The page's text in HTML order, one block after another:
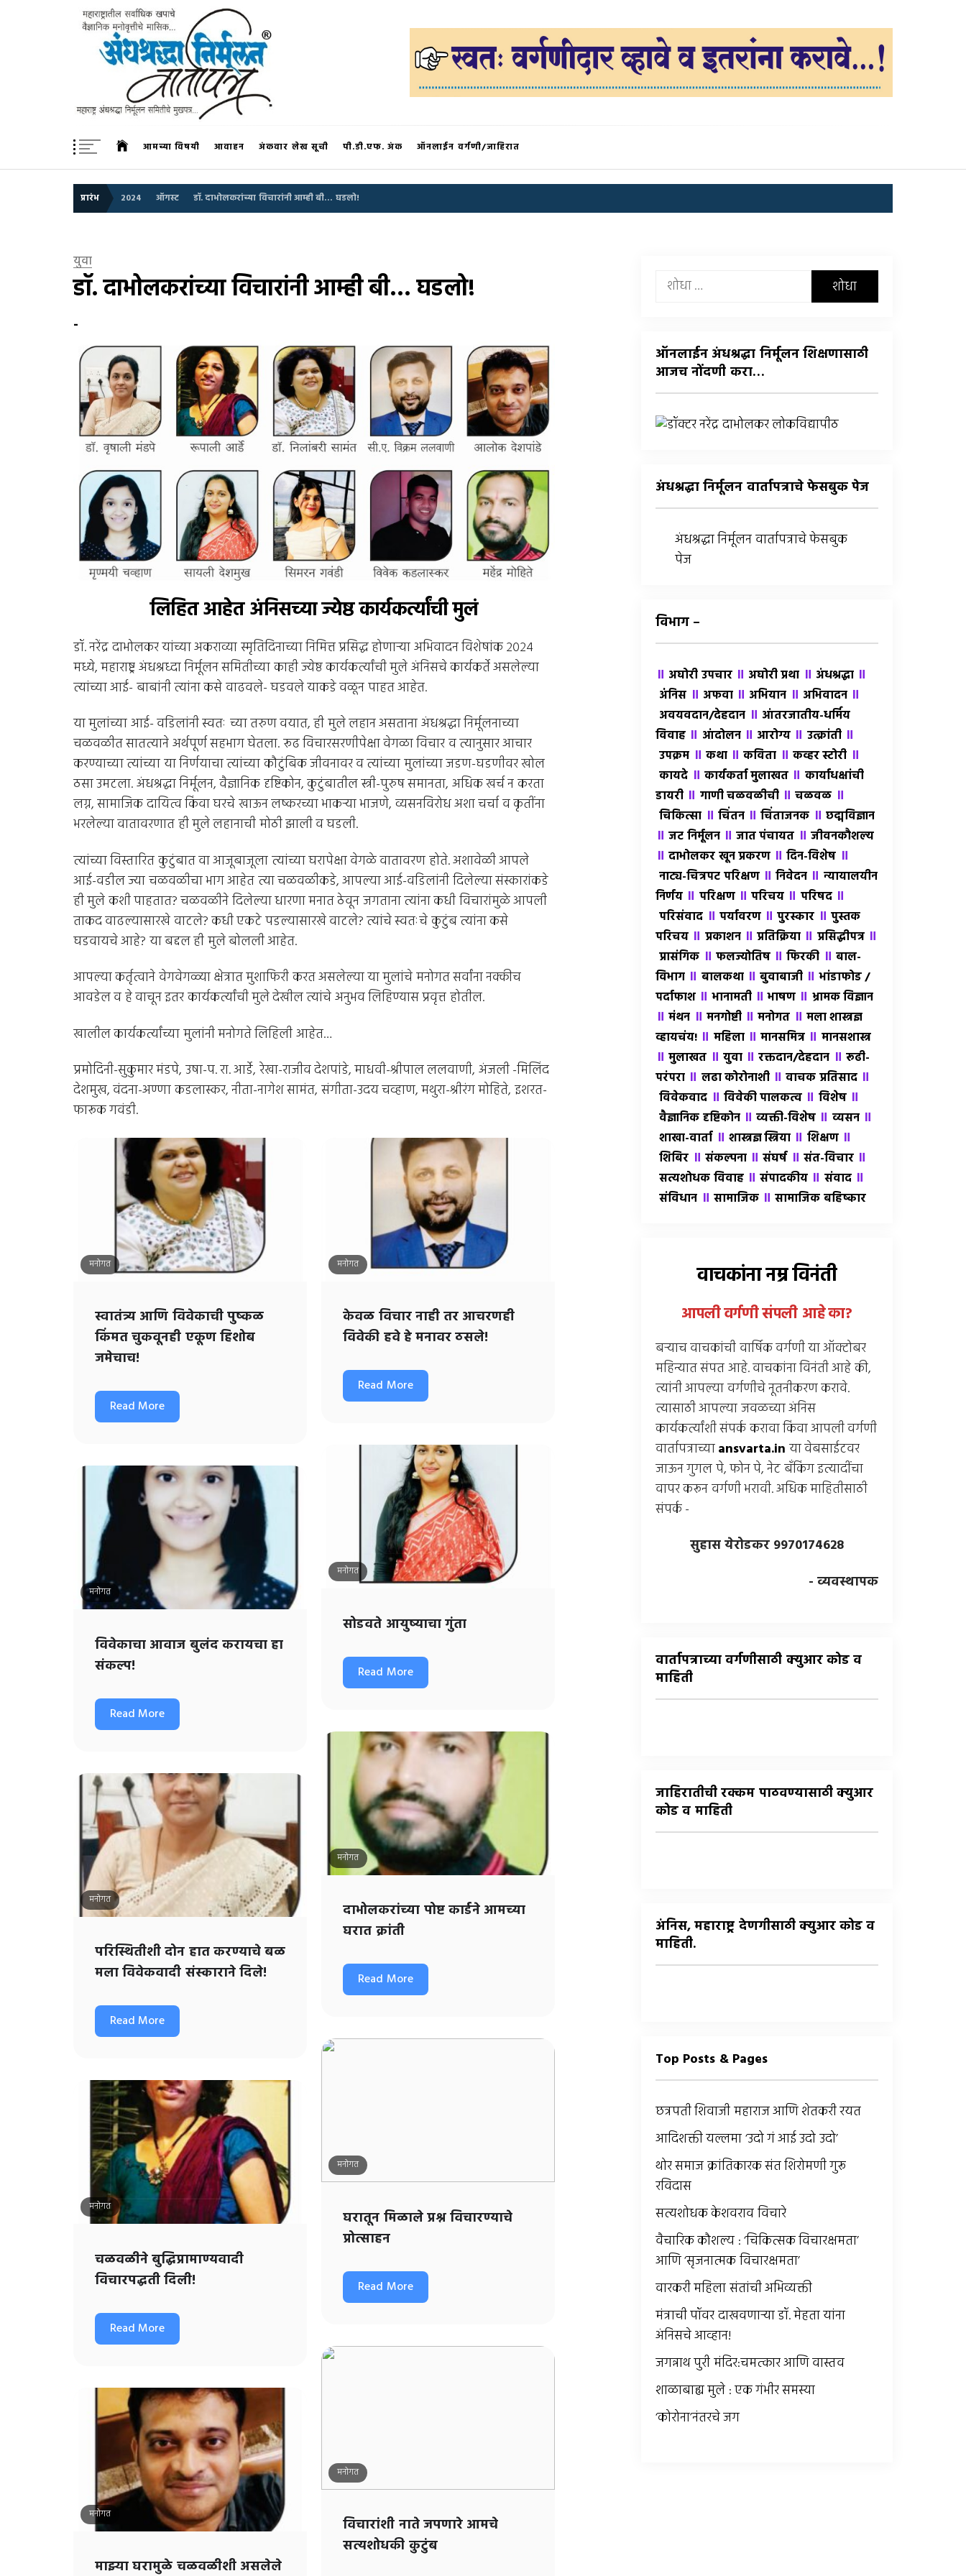
अंधश्रद्धा निर्मूलन वार्तापत्र ®
आमच्या विषयी आवाहन अंकवार लेख सूची पी.डी.एफ. अंक ऑनलाईन वर्गणी/जाहिरात
प्रारंभ 2024 ऑगस्ट डॉ. दाभोलकरांच्या विचारांनी आम्ही बी… घडलो!
युवा
डॉ. दाभोलकरांच्या विचारांनी आम्ही बी… घडलो!
-
लिहित आहेत अंनिसच्या ज्येष्ठ कार्यकर्त्यांची मुलं
डॉ. नरेंद्र दाभोलकर यांच्या अकराव्या स्मृतिदिनाच्या निमित्त प्रसिद्ध होणार्‍या अभिवादन विशेषांक २०२४
मध्ये, महाराष्ट्र अंधश्रध्दा निर्मूलन समितीच्या काही ज्येष्ठ कार्यकर्त्यांची मुले अंनिसचे कार्यकर्ते असलेल्या
त्यांच्या आई- बाबांनी त्यांना कसे वाढवले- घडवले याकडे वळून पाहत आहेत.
या मुलांच्या आई- वडिलांनी स्वतः च्या तरुण वयात, ही मुले लहान असताना अंधश्रद्धा निर्मूलनाच्या
चळवळीत सातत्याने अर्थपूर्ण सहभाग घेतला. रूढ विचारसरणीपेक्षा वेगळा विचार व त्यानुसार आचार
करण्याच्या त्यांच्या या निर्णयाचा त्यांच्या कौटुंबिक जीवनावर व त्यांच्या मुलांच्या जडण-घडणीवर खोल
ठसा उमटला. अंधश्रद्धा निर्मूलन, वैज्ञानिक दृष्टिकोन, कुटुंबातील स्त्री-पुरुष समानता, अधिक खर्च न करता
लग्न, सामाजिक दायित्व किंवा घरचे खाऊन लष्करच्या भाकर्‍या भाजणे, व्यसनविरोध अशा चर्चा व कृतींना
भरलेल्या वातावरणात ही मुले लहानाची मोठी झाली व घडली.
त्यांच्या विस्तारित कुटुंबात वा आजूबाजूला त्यांच्या घरापेक्षा वेगळे वातावरण होते. अशावेळी आपले
आई-वडील ज्या चळवळीचा भाग आहेत त्या चळवळीकडे, आपल्या आई-वडिलांनी दिलेल्या संस्कारांकडे
ही मुले कशी पाहतात? चळवळीने दिलेल्या धारणा मनात ठेवून जगताना त्यांना कधी विचारांमुळे आपली
ताकद वाढल्यासारखे वाटले? कधी एकटे पडल्यासारखे वाटले? त्यांचे स्वतःचे कुटुंब त्यांना कसे
घडवायचे आहे? या बद्दल ही मुले बोलली आहेत.
आपल्या कर्तृत्वाने वेगवेगळ्या क्षेत्रात मुशाफिरी करत असलेल्या या मुलांचे मनोगत सर्वांना नक्कीच
आवडेल व हे वाचून इतर कार्यकर्त्यांची मुले देखील त्यांचे अनुभव लिहिण्यास प्रवृत्त होतील.
खालील कार्यकर्त्यांच्या मुलांनी मनोगते लिहिली आहेत…
प्रमोदिनी-सुकुमार मंडपे, उषा-प. रा. आर्डे, रेखा-राजीव देशपांडे, माधवी-श्रीपाल ललवाणी, अंजली -मिलिंद
देशमुख, वंदना-अण्णा कडलास्कर, नीता-नागेश सामंत, संगीता-उदय चव्हाण, मथुरा-श्रीरंग मोहिते, इशरत-
फारूक गवंडी.
मनोगत
स्वातंत्र्य आणि विवेकाची पुष्कळ
किंमत चुकवूनही एकूण हिशोब
जमेचाच!
Read More
मनोगत
विवेकाचा आवाज बुलंद करायचा हा
संकल्प!
Read More
मनोगत
परिस्थितीशी दोन हात करण्याचे बळ
मला विवेकवादी संस्काराने दिले!
Read More
मनोगत
चळवळीने बुद्धिप्रामाण्यवादी
विचारपद्धती दिली!
Read More
मनोगत
माझ्या घरामुळे चळवळीशी असलेले
मनोगत
केवळ विचार नाही तर आचरणही
विवेकी हवे हे मनावर ठसले!
Read More
मनोगत
सोडवते आयुष्याचा गुंता
Read More
मनोगत
दाभोलकरांच्या पोष्ट कार्डने आमच्या
घरात क्रांती
Read More
मनोगत
घरातून मिळाले प्रश्न विचारण्याचे
प्रोत्साहन
Read More
मनोगत
विचारांशी नाते जपणारे आमचे
सत्यशोधकी कुटुंब
यांचा
ऑनलाईन अंधश्रद्धा निर्मूलन शिक्षणासाठी
आजच नोंदणी करा…
अंधश्रद्धा निर्मूलन वार्तापत्राचे फेसबुक पेज
अंधश्रद्धा निर्मूलन वार्तापत्राचे फेसबुक
पेज
विभाग –
॥ अघोरी उपचार ॥ अघोरी प्रथा ॥ अंधश्रद्धा ॥
अंंनिस ॥ अफवा ॥ अभियान ॥ अभिवादन ॥
अवयवदान/देहदान ॥ आंतरजातीय-धर्मिय
विवाह ॥ आंदोलन ॥ आरोग्य ॥ उत्क्रांती ॥
उपक्रम ॥ कथा ॥कविता ॥कव्हर स्टोरी ॥
कायदे ॥ कार्यकर्ता मुलाखत ॥ कार्याधक्षांची
डायरी ॥ गाणी चळवळीची ॥चळवळ ॥
चिकित्सा ॥ चिंतन ॥चिंताजनक ॥छद्मविज्ञान
॥जट निर्मूलन ॥जात पंचायत ॥जीवनकौशल्य
॥दाभोलकर खून प्रकरण ॥दिन-विशेष ॥
नाट्य-चित्रपट परिक्षण ॥निवेदन ॥ न्यायालयीन
निर्णय ॥ परिक्षण ॥परिचय ॥ परिषद ॥
परिसंवाद ॥ पर्यावरण ॥पुरस्कार ॥पुस्तक
परिचय ॥ प्रकाशन ॥प्रतिक्रिया ॥ प्रसिद्धीपत्र ॥
प्रासंगिक ॥ फलज्योतिष ॥फिरकी ॥बाल-
विभाग ॥ बालकथा ॥बुवाबाजी ॥भांडाफोड /
पर्दाफाश ॥भानामती ॥भाषण ॥ भ्रामक विज्ञान
॥मंथन ॥ मनगोष्टी ॥मनोगत ॥मला शास्त्रज्ञ
व्हायचंय! ॥ महिला ॥मानसमित्र ॥ मानसशास्त्र
॥मुलाखत ॥ युवा ॥रक्तदान/देहदान ॥रूढी-
परंपरा ॥ लढा कोरोनाशी ॥वाचक प्रतिसाद ॥
विवेकवाद ॥ विवेकी पालकत्व ॥ विशेष ॥
वैज्ञानिक दृष्टिकोन ॥व्यक्ती-विशेष ॥ व्यसन ॥
शाखा-वार्ता ॥ शास्त्रज्ञ स्त्रिया ॥ शिक्षण ॥
शिबिर ॥ संकल्पना ॥संघर्ष ॥संत-विचार ॥
सत्यशोधक विवाह ॥संपादकीय ॥ संवाद ॥
संविधान ॥ सामाजिक ॥सामाजिक बहिष्कार
वाचकांना नम्र विनंती
आपली वर्गणी संपली आहेका?
बर्‍याच वाचकांची वार्षिक वर्गणी या ऑक्टोबर
महिन्यात संपत आहे. वाचकांना विनंती आहे की,
त्यांनी आपल्या वर्गणीचे नूतनीकरण करावे.
त्यासाठी आपल्या जवळच्या अंनिस
कार्यकर्त्यांशी संपर्क करावा किंवा आपली वर्गणी
वार्तापत्राच्याansvarta.in या वेबसाईटवर
जाऊन गुगल पे, फोन पे, नेट बँकिंग इत्यादींचा
वापर करून वर्गणी भरावी. अधिक माहितीसाठी
संपर्क -
सुहास येरोडकर 9970174628
- व्यवस्थापक
वार्तापत्राच्या वर्गणीसाठी क्युआर कोड व
माहिती
जाहिरातीची रक्कम पाठवण्यासाठी क्युआर
कोड व माहिती
अंनिस, महाराष्ट्र देणगीसाठी क्युआर कोड व
माहिती.
Top Posts & Pages
छत्रपती शिवाजी महाराज आणि शेतकरी रयत
आदिशक्ती यल्लमा ‘उदो गं आई उदो उदो’
थोर समाज क्रांतिकारक संत शिरोमणी गुरू
रविदास
सत्यशोधक केशवराव विचारे
वैचारिक कौशल्य : ‘चिकित्सक विचारक्षमता’
आणि ‘सृजनात्मक विचारक्षमता’
वारकरी महिला संतांची अभिव्यक्ती
मंत्राची पॉवर दाखवणार्‍या डॉ. मेहता यांना
अंनिसचे आव्हान!
जगन्नाथ पुरी मंदिर:चमत्कार आणि वास्तव
शाळाबाह्य मुले : एक गंभीर समस्या
‘कोरोना’नंतरचे जग